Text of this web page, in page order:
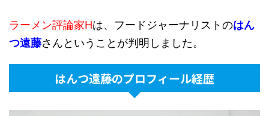
ラーメン評論家Hは、フードジャーナリストのはん
つ遠藤さんということが判明しました。
はんつ遠藤のプロフィール経歴